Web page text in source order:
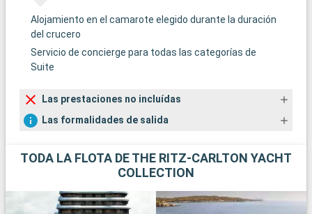
Alojamiento en el camarote elegido durante la duración
del crucero
Servicio de concierge para todas las categorías de
Suite
Las prestaciones no incluídas
Las formalidades de salida
TODA LA FLOTA DE THE RITZ-CARLTON YACHT
COLLECTION